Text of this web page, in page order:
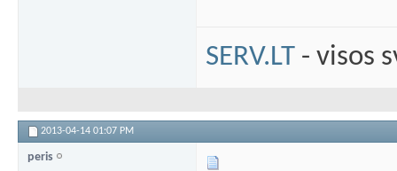
SERV.LT - visos
2013-04-14 01:07 PM
peris